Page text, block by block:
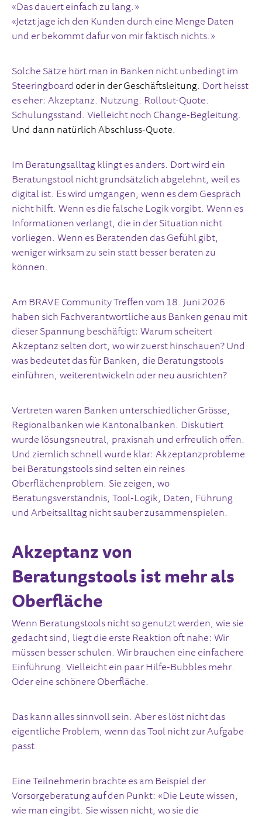
«Das dauert einfach zu lang.»
«Jetzt jage ich den Kunden durch eine Menge Daten
und er bekommt dafür von mir faktisch nichts.»
Solche Sätze hört man in Banken nicht unbedingt im
Steeringboard oder in der Geschäftsleitung. Dort heisst
es eher: Akzeptanz. Nutzung. Rollout-Quote.
Schulungsstand. Vielleicht noch Change-Begleitung.
Und dann natürlich Abschluss-Quote.
Im Beratungsalltag klingt es anders. Dort wird ein
Beratungstool nicht grundsätzlich abgelehnt, weil es
digital ist. Es wird umgangen, wenn es dem Gespräch
nicht hilft. Wenn es die falsche Logik vorgibt. Wenn es
Informationen verlangt, die in der Situation nicht
vorliegen. Wenn es Beratenden das Gefühl gibt,
weniger wirksam zu sein statt besser beraten zu
können.
Am BRAVE Community Treffen vom 18. Juni 2026
haben sich Fachverantwortliche aus Banken genau mit
dieser Spannung beschäftigt: Warum scheitert
Akzeptanz selten dort, wo wir zuerst hinschauen? Und
was bedeutet das für Banken, die Beratungstools
einführen, weiterentwickeln oder neu ausrichten?
Vertreten waren Banken unterschiedlicher Grösse,
Regionalbanken wie Kantonalbanken. Diskutiert
wurde lösungsneutral, praxisnah und erfreulich offen.
Und ziemlich schnell wurde klar: Akzeptanzprobleme
bei Beratungstools sind selten ein reines
Oberflächenproblem. Sie zeigen, wo
Beratungsverständnis, Tool-Logik, Daten, Führung
und Arbeitsalltag nicht sauber zusammenspielen.
Akzeptanz von
Beratungstools ist mehr als
Oberfläche
Wenn Beratungstools nicht so genutzt werden, wie sie
gedacht sind, liegt die erste Reaktion oft nahe: Wir
müssen besser schulen. Wir brauchen eine einfachere
Einführung. Vielleicht ein paar Hilfe-Bubbles mehr.
Oder eine schönere Oberfläche.
Das kann alles sinnvoll sein. Aber es löst nicht das
eigentliche Problem, wenn das Tool nicht zur Aufgabe
passt.
Eine Teilnehmerin brachte es am Beispiel der
Vorsorgeberatung auf den Punkt: «Die Leute wissen,
wie man eingibt. Sie wissen nicht, wo sie die